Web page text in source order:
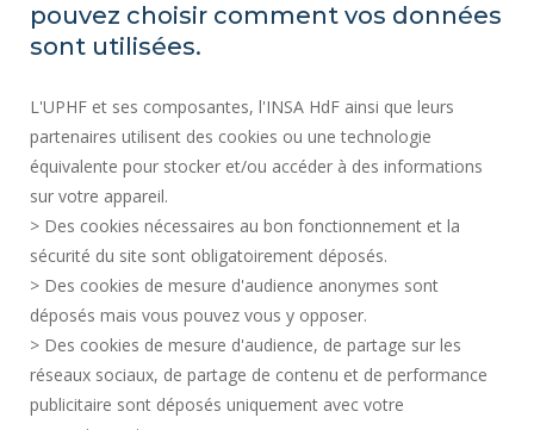
Cómo llegar
SERVICIOS PÚBLICOS +
CONTRATACIÓN PÚBLICA
CRÉDITOS
SALA DE PRENSA
CONTRATACIÓN
MAPA DEL SITIO
DATOS PERSONALES
ACCESIBILIDAD
pouvez choisir comment vos données
sont utilisées.
L'UPHF et ses composantes, l'INSA HdF ainsi que leurs
partenaires utilisent des cookies ou une technologie
équivalente pour stocker et/ou accéder à des informations
sur votre appareil.
> Des cookies nécessaires au bon fonctionnement et la
sécurité du site sont obligatoirement déposés.
> Des cookies de mesure d'audience anonymes sont
déposés mais vous pouvez vous y opposer.
> Des cookies de mesure d'audience, de partage sur les
réseaux sociaux, de partage de contenu et de performance
publicitaire sont déposés uniquement avec votre